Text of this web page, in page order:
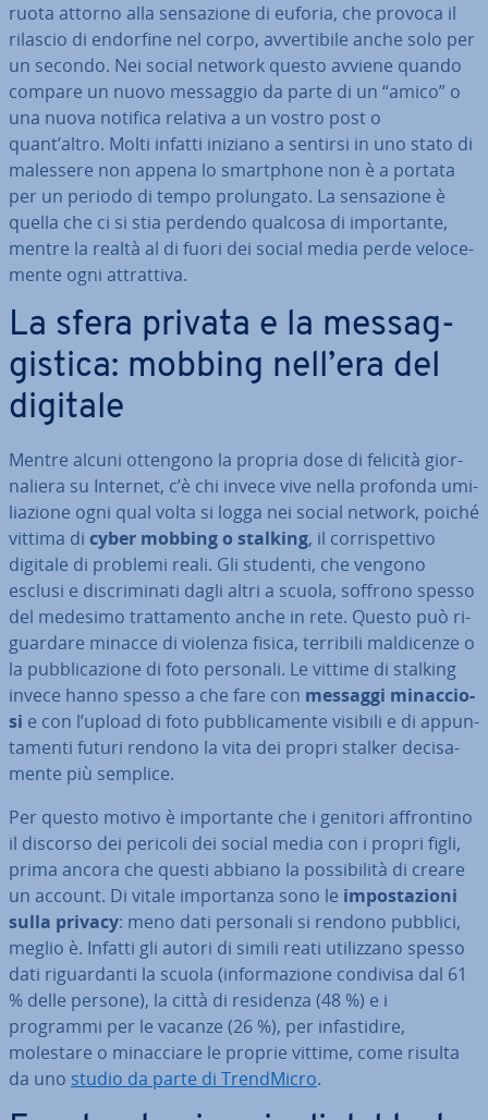
ruota attorno alla sen­sa­zio­ne di euforia, che provoca il
rilascio di endorfine nel corpo, av­ver­ti­bi­le anche solo per
un secondo. Nei social network questo avviene quando
compare un nuovo messaggio da parte di un “amico” o
una nuova notifica relativa a un vostro post o
quant’altro. Molti infatti iniziano a sentirsi in uno stato di
malessere non appena lo smart­pho­ne non è a portata
per un periodo di tempo pro­lun­ga­to. La sen­sa­zio­ne è
quella che ci si stia perdendo qualcosa di im­por­tan­te,
mentre la realtà al di fuori dei social media perde ve­lo­ce­
men­te ogni at­trat­ti­va.
La sfera privata e la mes­sag­
gi­sti­ca: mobbing nell’era del
digitale
Mentre alcuni ottengono la propria dose di felicità gior­
na­lie­ra su Internet, c’è chi invece vive nella profonda umi­
lia­zio­ne ogni qual volta si logga nei social network, poiché
vittima di cyber mobbing o stalking, il cor­ri­spet­ti­vo
digitale di problemi reali. Gli studenti, che vengono
esclusi e di­scri­mi­na­ti dagli altri a scuola, soffrono spesso
del medesimo trat­ta­men­to anche in rete. Questo può ri­
guar­da­re minacce di violenza fisica, terribili mal­di­cen­ze o
la pub­bli­ca­zio­ne di foto personali. Le vittime di stalking
invece hanno spesso a che fare con messaggi mi­nac­cio­
si e con l’upload di foto pub­bli­ca­men­te visibili e di ap­pun­
ta­men­ti futuri rendono la vita dei propri stalker de­ci­sa­
men­te più semplice.
Per questo motivo è im­por­tan­te che i genitori af­fron­ti­no
il discorso dei pericoli dei social media con i propri figli,
prima ancora che questi abbiano la pos­si­bi­li­tà di creare
un account. Di vitale im­por­tan­za sono le im­po­sta­zio­ni
sulla privacy: meno dati personali si rendono pubblici,
meglio è. Infatti gli autori di simili reati uti­liz­za­no spesso
dati ri­guar­dan­ti la scuola (in­for­ma­zio­ne condivisa dal 61
% delle persone), la città di residenza (48 %) e i
programmi per le vacanze (26 %), per in­fa­sti­di­re,
molestare o mi­nac­cia­re le proprie vittime, come risulta
da uno studio da parte di Trend­Mi­cro.